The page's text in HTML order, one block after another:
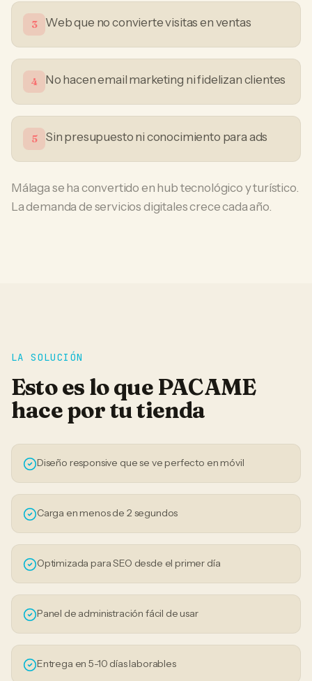
3 Web que no convierte visitas en ventas
4 No hacen email marketing ni fidelizan clientes
5 Sin presupuesto ni conocimiento para ads
Málaga se ha convertido en hub tecnológico y turístico.
La demanda de servicios digitales crece cada año.
LA SOLUCIÓN
Esto es lo que PACAME
hace por tutienda
Diseño responsive que se ve perfecto en móvil
Carga en menos de 2 segundos
Optimizada para SEO desde el primer día
Panel de administración fácil de usar
Entrega en 5-10 días laborables